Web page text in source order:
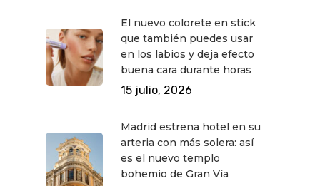
El nuevo colorete en stick
que también puedes usar
en los labios y deja efecto
buena cara durante horas
15 julio, 2026
Madrid estrena hotel en su
arteria con más solera: así
es el nuevo templo
bohemio de Gran Vía